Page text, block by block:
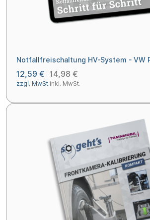
Notfallfreischaltung HV-System - VW
12,59 €
zzgl. MwSt.
14,98 €
inkl. MwSt.